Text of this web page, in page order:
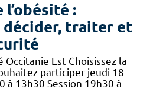
:
décider, traiter et
Est Choisissez la
participer jeudi 18
à 13h30 Session 19h30 à